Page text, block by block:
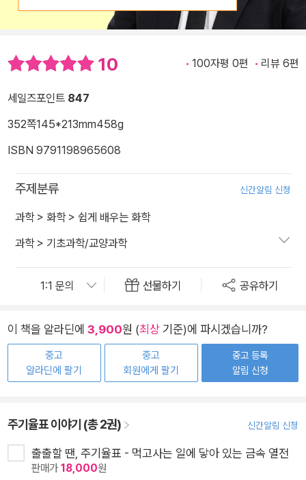
10 100자평 0편 리뷰 6편
세일즈포인트 847
352쪽145*213mm458g
ISBN 9791198965608
주제분류 신간알림 신청
과학> 화학> 쉽게 배우는 화학
과학> 기초과학/교양과학
선물하기 공유하기
이 책을 알라딘에 3,900원 (최상 기준)에 파시겠습니까?
중고
알라딘에 팔기
중고
회원에게 팔기
중고 등록
알림 신청
주기율표 이야기 (총 2권) 신간알림 신청
출출할 땐, 주기율표 - 먹고사는 일에 닿아 있는 금속 열전
판매가18,000원